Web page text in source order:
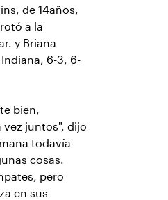
de 14años,
a la
y Briana
6-3, 6-
bien,
juntos", dijo
todavía
cosas.
pero
en sus